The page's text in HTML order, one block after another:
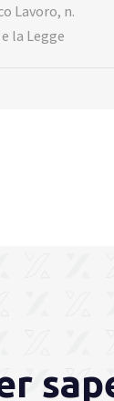
Lavoro, n.
la Legge